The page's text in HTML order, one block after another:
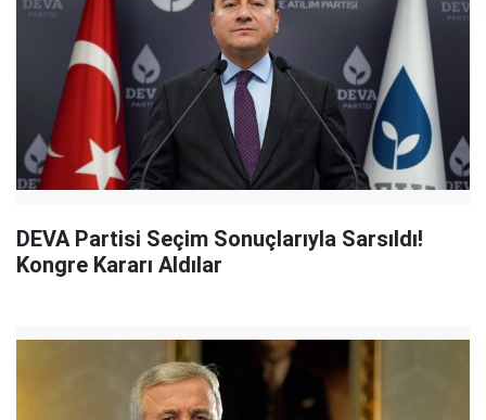
DEVA Partisi Seçim Sonuçlarıyla Sarsıldı!
Kongre Kararı Aldılar